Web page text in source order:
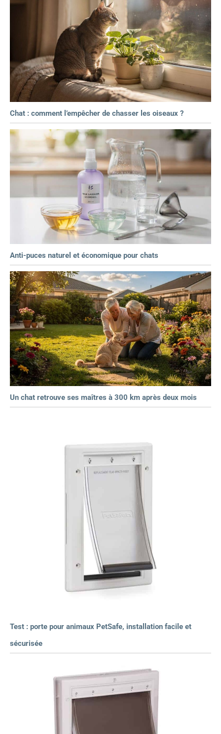
Chat : comment l’empêcher de chasser les oiseaux ?
Anti-puces naturel et économique pour chats
Un chat retrouve ses maîtres à 300 km après deux mois
Test : porte pour animaux PetSafe, installation facile et
sécurisée